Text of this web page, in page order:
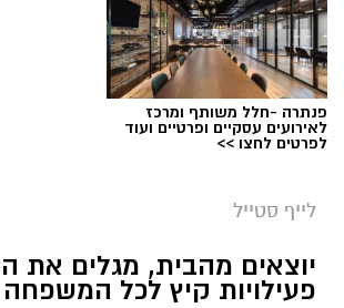
פנתרה -חלל משותף ומרכז
לאירועים עסקיים ופרטיים ועוד
לפרטים לחצו >>
לייף סטייל
יוצאים מהבית, מגלים את
פעילויות קיץ לכל המשפחה